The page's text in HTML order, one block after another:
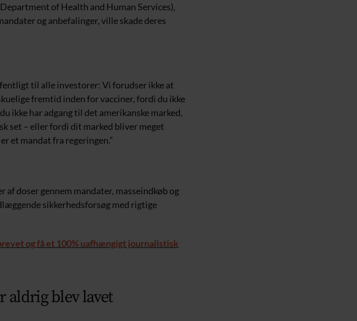
of Health and Human Services),
og anbefalinger, ville skade deres
til alle investorer: Vi forudser ikke at
fremtid inden for vacciner, fordi du ikke
ikke har adgang til det amerikanske marked,
set – eller fordi dit marked bliver meget
et mandat fra regeringen.”
af doser gennem mandater, masseindkøb og
sikkerhedsforsøg med rigtige
og få et 100% uafhængigt journalistisk
aldrig blev lavet